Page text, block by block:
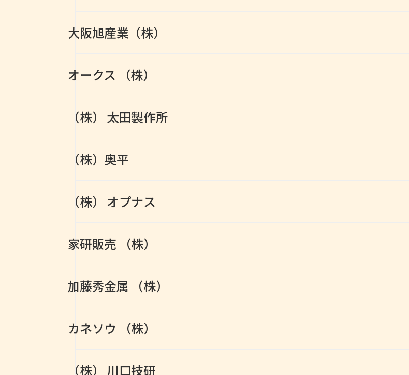
大阪旭産業（株）
オークス （株）
（株） 太田製作所
（株）奥平
（株） オプナス
家研販売 （株）
加藤秀金属 （株）
カネソウ （株）
（株） 川口技研